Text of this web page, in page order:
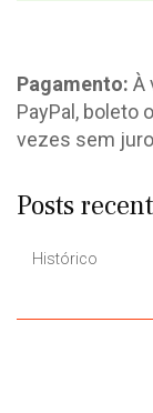
Pagamento: À
PayPal, boleto
vezes sem
Posts
Histórico